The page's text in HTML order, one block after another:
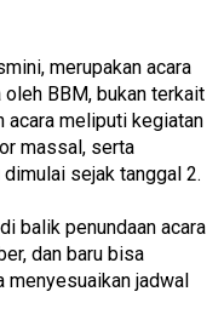
merupakan acara
BBM, bukan terkait
acara meliputi kegiatan
massal, serta
sejak tanggal 2.
balik penundaan acara
dan baru bisa
menyesuaikan jadwal